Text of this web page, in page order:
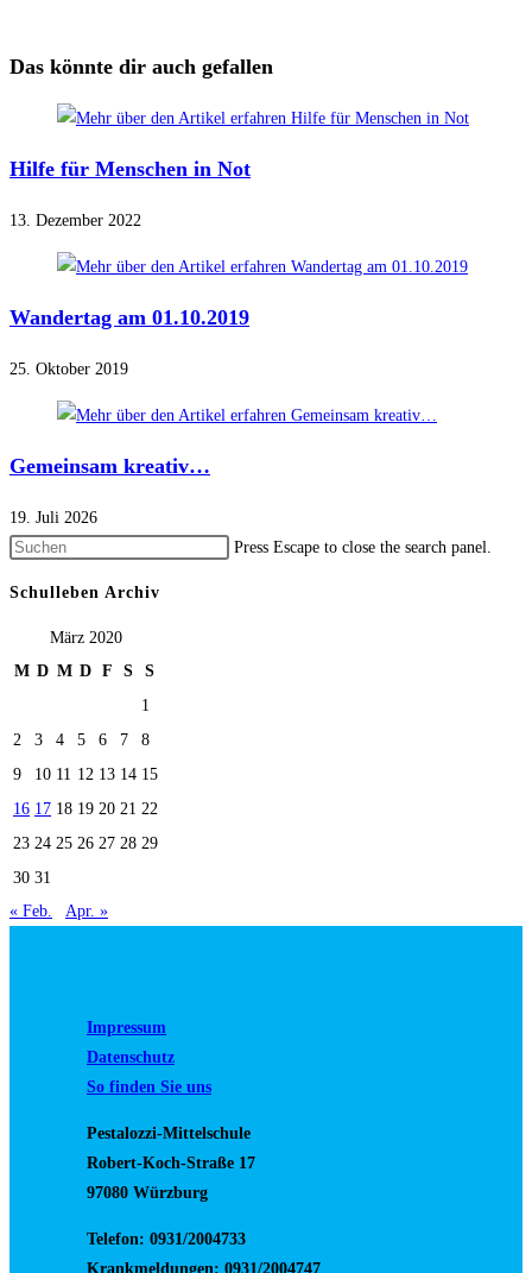
Das könnte dir auch gefallen
Hilfe für Menschen in Not
13. Dezember 2022
Wandertag am 01.10.2019
25. Oktober 2019
Gemeinsam kreativ…
19. Juli 2026
Press Escape to close the search panel.
Schulleben Archiv
März 2020
M D M D F S
S
1
2
3 4 5 6 7
8
9
10 11 12 13 14 15
16 17 18 19 20 21 22
23 24 25 26 27 28 29
30 31
« Feb.
Apr. »
Impressum
Datenschutz
So finden Sie uns
Pestalozzi-Mittelschule
Robert-Koch-Straße 17
97080 Würzburg
Telefon: 0931/2004733
Krankmeldungen: 0931/2004747